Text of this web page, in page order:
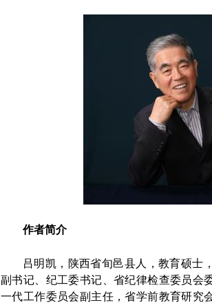
作者简介
吕明凯，陕西省旬邑县人，教育硕士
副书记、纪工委书记、省纪律检查委员会
一代工作委员会副主任，省学前教育研究